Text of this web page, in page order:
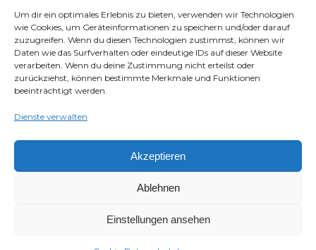
Um dir ein optimales Erlebnis zu bieten, verwenden wir Technologien
wie Cookies, um Geräteinformationen zu speichern und/oder darauf
zuzugreifen. Wenn du diesen Technologien zustimmst, können wir
Daten wie das Surfverhalten oder eindeutige IDs auf dieser Website
verarbeiten. Wenn du deine Zustimmung nicht erteilst oder
zurückziehst, können bestimmte Merkmale und Funktionen
beeinträchtigt werden.
Dienste verwalten
Akzeptieren
Ablehnen
Einstellungen ansehen
COOKIES
AGB
ÜBER UNS
AKADEMIE VAN SCHEWICK
53340 MECKENHEIM
+49 2225 / 75 05
HALLO@VAN-SCHEWICK.COM